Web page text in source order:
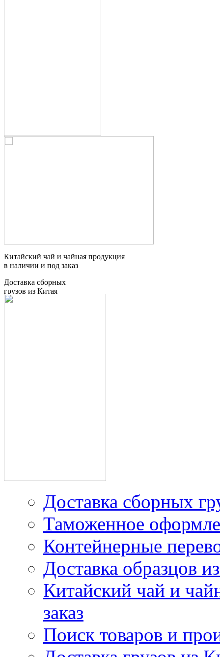
Китайский чай и чайная продукция
в наличии и под заказ
Доставка сборных
грузов из Китая
Доставка сборных
Таможенное
Контейнерные
Доставка образцов
Китайский чай и
заказ
Поиск товаров и